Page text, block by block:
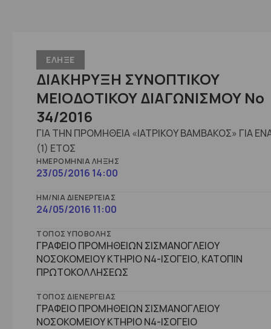
ΕΛΗΞΕ
ΔΙΑΚΗΡΥΞΗ ΣΥΝΟΠΤΙΚΟΥ
ΜΕΙΟΔΟΤΙΚΟΥ ΔΙΑΓΩΝΙΣΜΟΥ No
34/2016
ΓΙΑ ΤΗΝ ΠΡΟΜΗΘΕΙΑ «ΙΑΤΡΙΚΟΥ ΒΑΜΒΑΚΟΣ» ΓΙΑ
(1) ΕΤΟΣ
ΗΜΕΡΟΜΗΝΊΑ ΛΉΞΗΣ
23/05/2016 14:00
ΗΜ/ΝΊΑ ΔΙΕΝΈΡΓΕΙΑΣ
24/05/2016 11:00
ΤΌΠΟΣ ΥΠΟΒΟΛΉΣ
ΓΡΑΦΕΙΟ ΠΡΟΜΗΘΕΙΩΝ ΣΙΣΜΑΝΟΓΛΕΙΟΥ
ΝΟΣΟΚΟΜΕΙΟΥ ΚΤΗΡΙΟ Ν4-ΙΣΟΓΕΙΟ, ΚΑΤΟΠΙΝ
ΠΡΩΤΟΚΟΛΛΗΣΕΩΣ
ΤΌΠΟΣ ΔΙΕΝΈΡΓΕΙΑΣ
ΓΡΑΦΕΙΟ ΠΡΟΜΗΘΕΙΩΝ ΣΙΣΜΑΝΟΓΛΕΙΟΥ
ΝΟΣΟΚΟΜΕΙΟΥ ΚΤHΡΙΟ Ν4-ΙΣΟΓΕΙΟ